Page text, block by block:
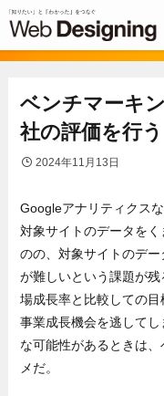
ベンチマーキ
社の評価を行う
2024年11月13日
Googleアナリティクス
対象サイトのデータを
のの、対象サイトのデ
が難しいという課題が
場成長率と比較しての
事業成長機会を逃して
な可能性があるときは
メだ。